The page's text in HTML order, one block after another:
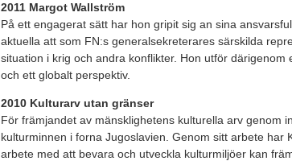
2011 Margot Wallström
På ett engagerat sätt har hon gripit sig an sina
aktuella att som FN:s generalsekreterares särskilda
situation i krig och andra konflikter. Hon utför därigenom
och ett globalt perspektiv.
2010 Kulturarv utan gränser
För främjandet av mänsklighetens kulturella arv genom
kulturminnen i forna Jugoslavien. Genom sitt arbete har
arbete med att bevara och utveckla kulturmiljöer kan